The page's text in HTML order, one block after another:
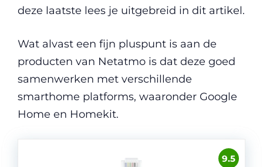
deze laatste lees je uitgebreid in dit artikel.
Wat alvast een fijn pluspunt is aan de
producten van Netatmo is dat deze goed
samenwerken met verschillende
smarthome platforms, waaronder Google
Home en Homekit.
9.5